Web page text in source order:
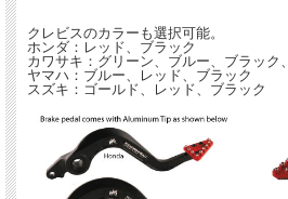
クレビスのカラーも選択可能。
ホンダ：レッド、ブラック
カワサキ：グリーン、ブルー、ブラック、
ヤマハ：ブルー、レッド、ブラック
スズキ：ゴールド、レッド、ブラック